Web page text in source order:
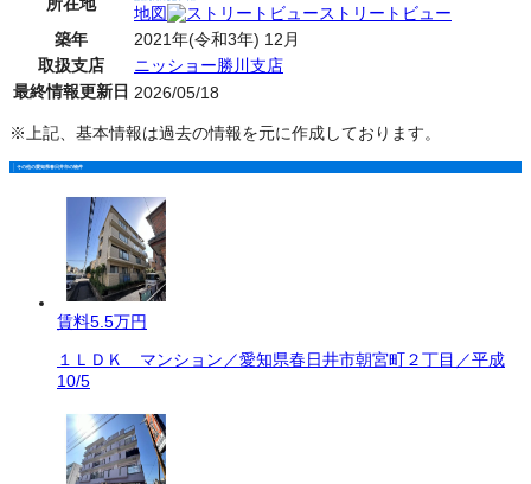
地図
ストリートビュー
築年
2021年(令和3年) 12月
取扱支店
ニッショー勝川支店
最終情報更新日 2026/05/18
※上記、基本情報は過去の情報を元に作成しております。
その他の愛知県春日井市の物件
賃料5.5万円
１ＬＤＫ マンション／愛知県春日井市朝宮町２丁目／平成
10/5